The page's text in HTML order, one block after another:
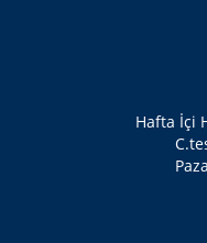
Hafta İçi